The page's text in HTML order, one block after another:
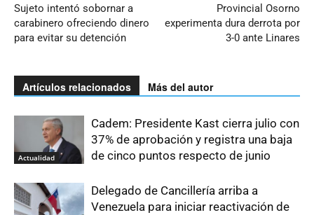
Sujeto intentó sobornar a
carabinero ofreciendo dinero
para evitar su detención
Provincial Osorno
experimenta dura derrota por
3-0 ante Linares
Artículos relacionados Más del autor
Actualidad
Cadem: Presidente Kast cierra julio con
37% de aprobación y registra una baja
de cinco puntos respecto de junio
Delegado de Cancillería arriba a
Venezuela para iniciar reactivación de